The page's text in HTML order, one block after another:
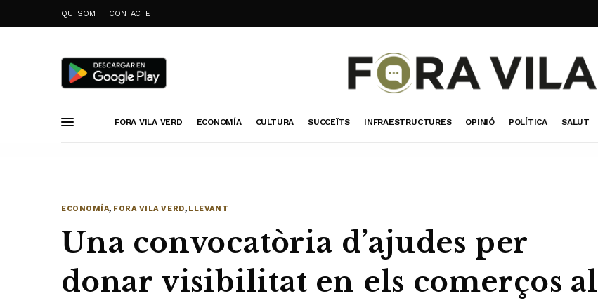
QUI SOM CONTACTE
FORA VILA VERD ECONOMÍA CULTURA SUCCEÏTS INFRAESTRUCTURES OPINIÓ POLÍTICA SALUT
ECONOMÍA, FORA VILA VERD, LLEVANT
Una convocatòria d’ajudes per
donar visibilitat en els comerços al